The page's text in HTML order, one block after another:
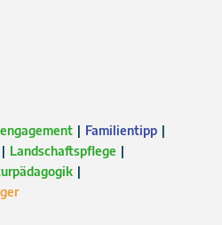
Familientipp
Landschaftspflege